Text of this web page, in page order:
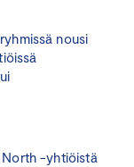
nousi
North -yhtiöistä